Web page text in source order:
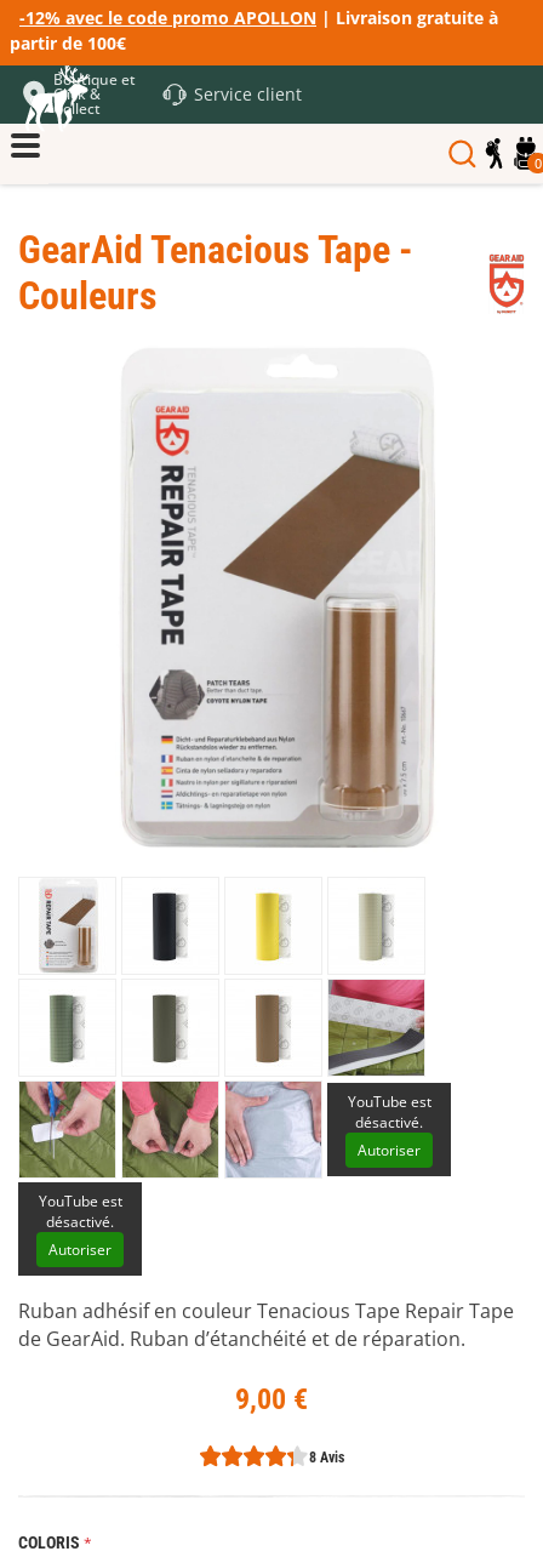
-12% avec le code promo APOLLON | Livraison gratuite à
partir de 100€
Boutique et
Click &
Collect
Service client
0
GearAid Tenacious Tape -
Couleurs
YouTube est
désactivé.
Autoriser
YouTube est
désactivé.
Autoriser
Ruban adhésif en couleur Tenacious Tape Repair Tape
de GearAid. Ruban d’étanchéité et de réparation.
9,00 €
8 Avis
COLORIS